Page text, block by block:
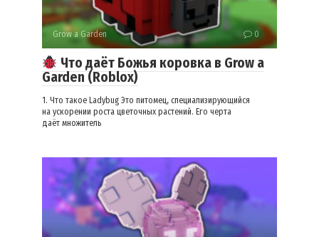
Grow a Garden 0
Что даёт Божья коровка в Grow a
Garden (Roblox)
1. Что такое Ladybug Это питомец, специализирующийся
на ускорении роста цветочных растений. Его черта
даёт множитель